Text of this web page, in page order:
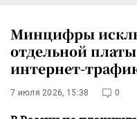
Минцифры
отдельной
интернет-
7 июля 2026, 15:38 0